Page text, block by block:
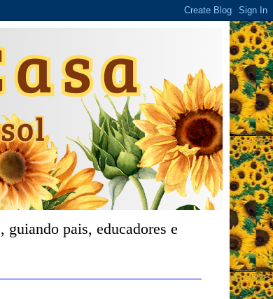
pais, educadores e